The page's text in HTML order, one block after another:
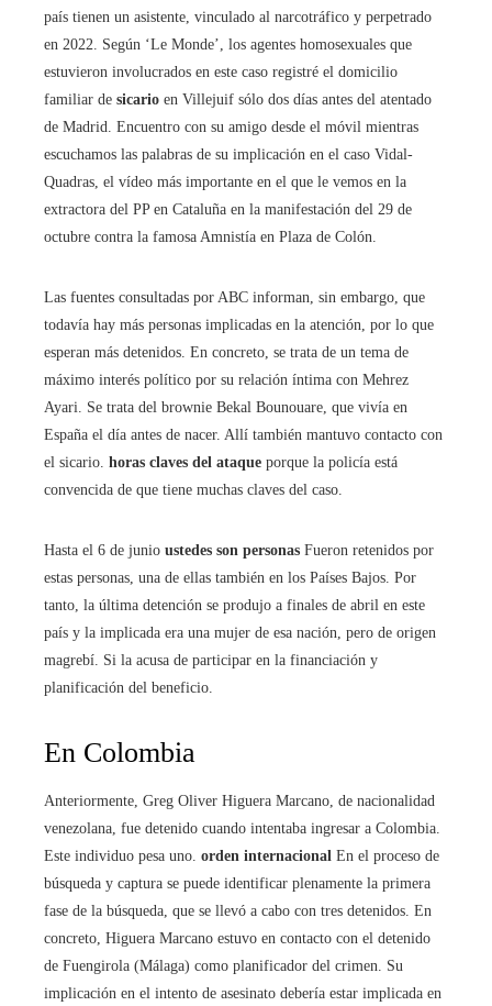
país tienen un asistente, vinculado al narcotráfico y perpetrado
en 2022. Según ‘Le Monde’, los agentes homosexuales que
estuvieron involucrados en este caso registré el domicilio
familiar de sicario en Villejuif sólo dos días antes del atentado
de Madrid. Encuentro con su amigo desde el móvil mientras
escuchamos las palabras de su implicación en el caso Vidal-
Quadras, el vídeo más importante en el que le vemos en la
extractora del PP en Cataluña en la manifestación del 29 de
octubre contra la famosa Amnistía en Plaza de Colón.
Las fuentes consultadas por ABC informan, sin embargo, que
todavía hay más personas implicadas en la atención, por lo que
esperan más detenidos. En concreto, se trata de un tema de
máximo interés político por su relación íntima con Mehrez
Ayari. Se trata del brownie Bekal Bounouare, que vivía en
España el día antes de nacer. Allí también mantuvo contacto con
el sicario. horas claves del ataque porque la policía está
convencida de que tiene muchas claves del caso.
Hasta el 6 de junio ustedes son personas Fueron retenidos por
estas personas, una de ellas también en los Países Bajos. Por
tanto, la última detención se produjo a finales de abril en este
país y la implicada era una mujer de esa nación, pero de origen
magrebí. Si la acusa de participar en la financiación y
planificación del beneficio.
En Colombia
Anteriormente, Greg Oliver Higuera Marcano, de nacionalidad
venezolana, fue detenido cuando intentaba ingresar a Colombia.
Este individuo pesa uno. orden internacional En el proceso de
búsqueda y captura se puede identificar plenamente la primera
fase de la búsqueda, que se llevó a cabo con tres detenidos. En
concreto, Higuera Marcano estuvo en contacto con el detenido
de Fuengirola (Málaga) como planificador del crimen. Su
implicación en el intento de asesinato debería estar implicada en